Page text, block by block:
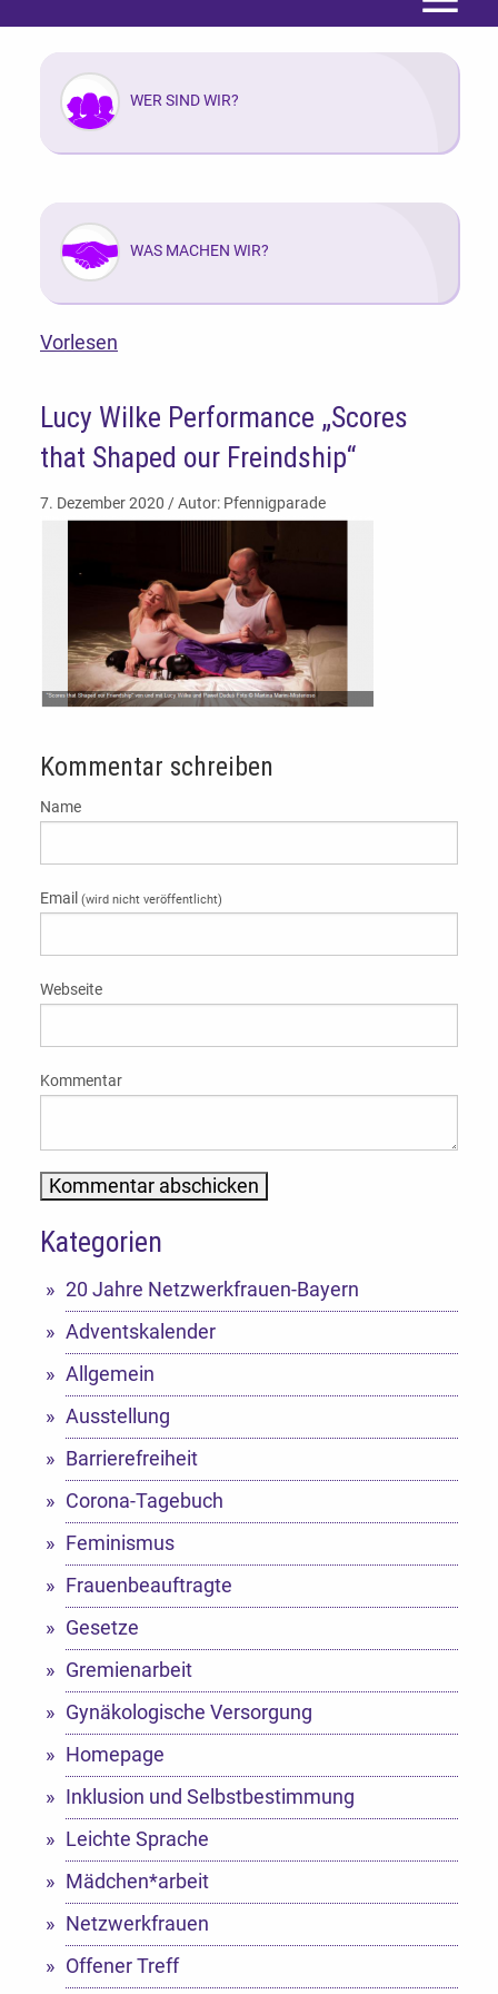
Menü
WER SIND WIR?
WAS MACHEN WIR?
Vorlesen
Lucy Wilke Performance „Scores
that Shaped our Freindship“
7. Dezember 2020 / Autor: Pfennigparade
Kommentar schreiben
Name
Email (wird nicht veröffentlicht)
Webseite
Kommentar
Alternative:
Kategorien
20 Jahre Netzwerkfrauen-Bayern
Adventskalender
Allgemein
Ausstellung
Barrierefreiheit
Corona-Tagebuch
Feminismus
Frauenbeauftragte
Gesetze
Gremienarbeit
Gynäkologische Versorgung
Homepage
Inklusion und Selbstbestimmung
Leichte Sprache
Mädchen*arbeit
Netzwerkfrauen
Offener Treff